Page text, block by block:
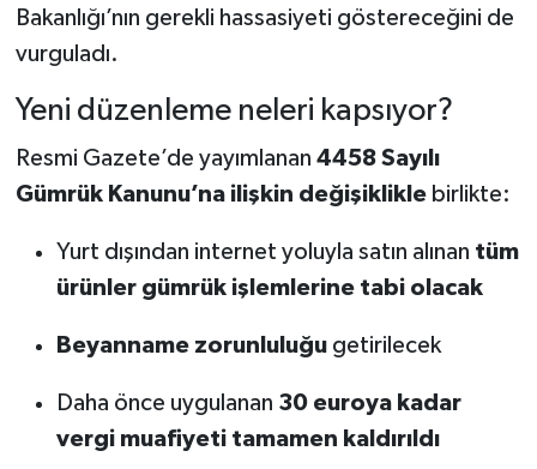
Bakanlığı’nın gerekli hassasiyeti göstereceğini de
vurguladı.
Yeni düzenleme neleri kapsıyor?
Resmi Gazete’de yayımlanan 4458 Sayılı
Gümrük Kanunu’na ilişkin değişikliklebirlikte:
Yurt dışından internet yoluyla satın alınan tüm
ürünler gümrük işlemlerine tabi olacak
Beyanname zorunluluğugetirilecek
Daha önce uygulanan 30 euroya kadar
vergi muafiyeti tamamen kaldırıldı